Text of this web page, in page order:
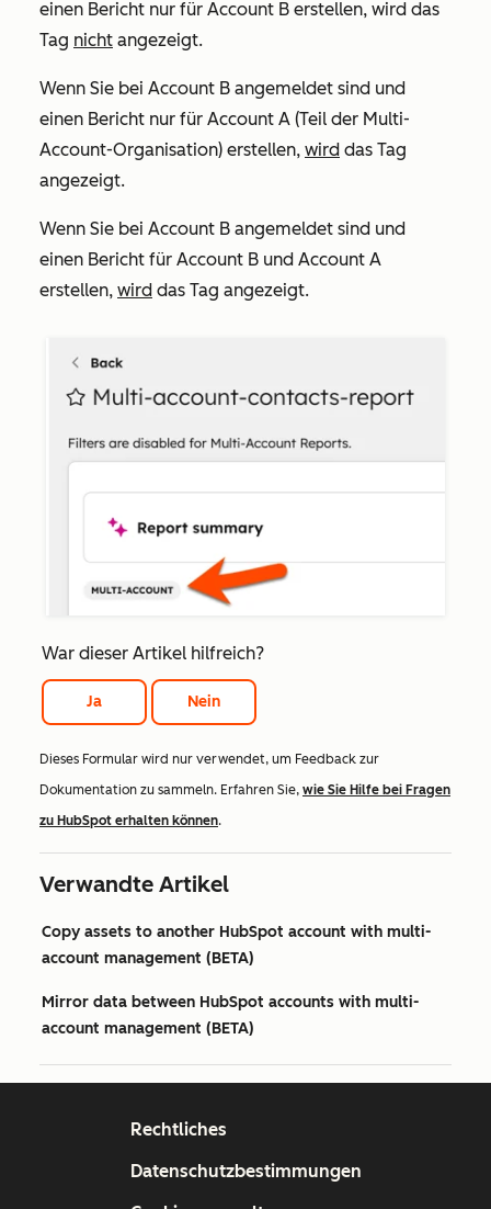
einen Bericht nur für Account B erstellen, wird das
Tag nicht angezeigt.
Wenn Sie bei Account B angemeldet sind und
einen Bericht nur für Account A (Teil der Multi-
Account-Organisation) erstellen, wird das Tag
angezeigt.
Wenn Sie bei Account B angemeldet sind und
einen Bericht für Account B und Account A
erstellen, wird das Tag angezeigt.
War dieser Artikel hilfreich?
Ja Nein
Dieses Formular wird nur verwendet, um Feedback zur
Dokumentation zu sammeln. Erfahren Sie, wie Sie Hilfe bei Fragen
zu HubSpot erhalten können.
Verwandte Artikel
Copy assets to another HubSpot account with multi-
account management (BETA)
Mirror data between HubSpot accounts with multi-
account management (BETA)
Rechtliches
Datenschutzbestimmungen